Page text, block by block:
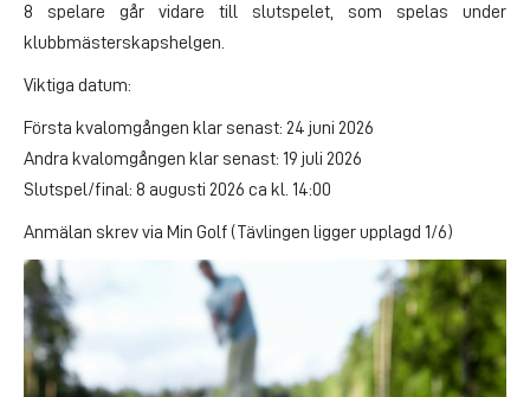
8 spelare går vidare till slutspelet, som spelas under
klubbmästerskapshelgen.
Viktiga datum:
Första kvalomgången klar senast: 24 juni 2026
Andra kvalomgången klar senast: 19 juli 2026
Slutspel/final: 8 augusti 2026 ca kl. 14:00
Anmälan skrev via Min Golf (Tävlingen ligger upplagd 1/6)